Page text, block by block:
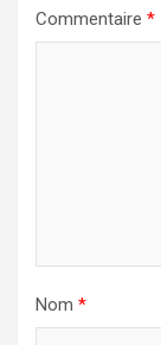
Commentaire *
Nom *